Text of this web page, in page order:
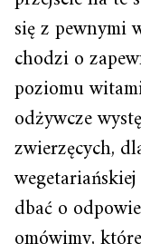
się z pewnymi
chodzi o
poziomu
odżywcze
zwierzęcych,
dbać o